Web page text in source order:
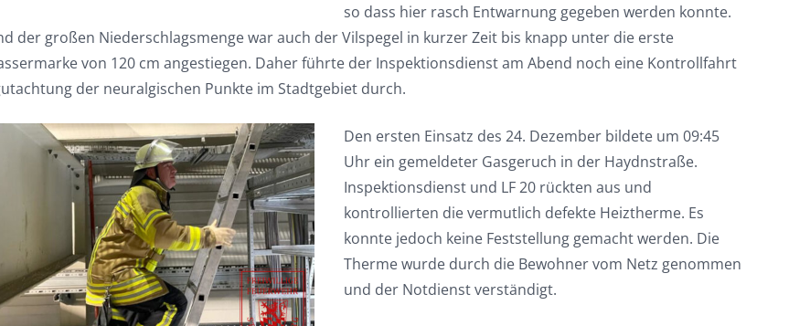
so dass hier rasch Entwarnung gegeben werden konnte.
der großen Niederschlagsmenge war auch der Vilspegel in kurzer Zeit bis knapp unter die erste
von 120 cm angestiegen. Daher führte der Inspektionsdienst am Abend noch eine Kontrollfahrt
der neuralgischen Punkte im Stadtgebiet durch.
Den ersten Einsatz des 24. Dezember bildete um 09:45
Uhr ein gemeldeter Gasgeruch in der Haydnstraße.
Inspektionsdienst und LF 20 rückten aus und
kontrollierten die vermutlich defekte Heiztherme. Es
konnte jedoch keine Feststellung gemacht werden. Die
Therme wurde durch die Bewohner vom Netz genommen
und der Notdienst verständigt.